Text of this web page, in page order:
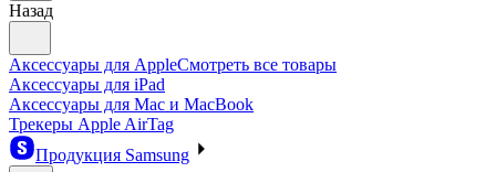
Назад
Аксессуары для AppleСмотреть все товары
Аксессуары для iPad
Аксессуары для Mac и MacBook
Трекеры Apple AirTag
Продукция Samsung